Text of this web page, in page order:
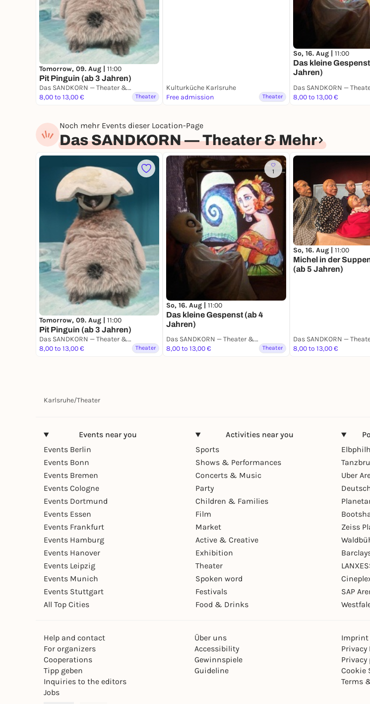
Tomorrow, 09. Aug | 11:00
Pit Pinguin (ab 3 Jahren)
Das SANDKORN — Theater & Mehr
8,00 to 13,00 €
Theater
Kulturküche Karlsruhe
Free admission
Theater
So, 16. Aug | 11:00
Das kleine
Jahren)
8,00 to 13,00 €
Noch mehr Events dieser Location-Page
Das SANDKORN — Theater & Mehr
Tomorrow, 09. Aug | 11:00
Pit Pinguin (ab 3 Jahren)
Das SANDKORN — Theater & Mehr
8,00 to 13,00 €
Theater
1
So, 16. Aug | 11:00
Das kleine Gespenst (ab 4
Jahren)
Das SANDKORN — Theater & Mehr
8,00 to 13,00 €
Theater
So, 16. Aug | 11:00
Michel in der
(ab 5 Jahren)
8,00 to 13,00 €
Karlsruhe/Theater
Events near you
Events Berlin
Events Bonn
Events Bremen
Events Cologne
Events Dortmund
Events Essen
Events Frankfurt
Events Hamburg
Events Hanover
Events Leipzig
Events Munich
Events Stuttgart
All Top Cities
Activities near you
Sports
Shows & Performances
Concerts & Music
Party
Children & Families
Film
Market
Active & Creative
Exhibition
Theater
Spoken word
Festivals
Food & Drinks
Uber
Zeiss
SAP
Help and contact
For organizers
Cooperations
Tipp geben
Inquiries to the editors
Jobs
Über uns
Accessibility
Gewinnspiele
Guideline
Imprint
Privacy
Privacy
Cookie
Terms